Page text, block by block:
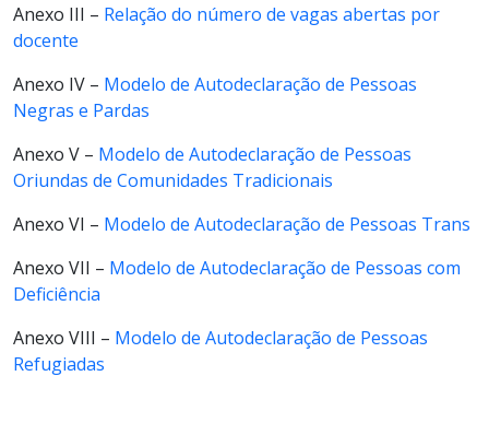
Anexo III – Relação do número de vagas abertas por
docente
Anexo IV – Modelo de Autodeclaração de Pessoas
Negras e Pardas
Anexo V – Modelo de Autodeclaração de Pessoas
Oriundas de Comunidades Tradicionais
Anexo VI – Modelo de Autodeclaração de Pessoas Trans
Anexo VII – Modelo de Autodeclaração de Pessoas com
Deficiência
Anexo VIII – Modelo de Autodeclaração de Pessoas
Refugiadas